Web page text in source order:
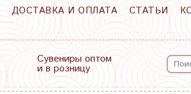
ДОСТАВКА И ОПЛАТА СТАТЬИ
Сувениры оптом
и в розницу